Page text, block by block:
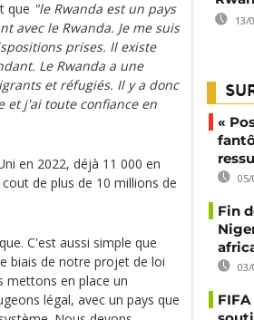
que "le Rwanda est un pays
avec le Rwanda. Je me suis
prises. Il existe
Le Rwanda a une
et réfugiés. Il y a donc
et j'ai toute confiance en
en 2022, déjà 11 000 en
de plus de 10 millions de
C'est aussi simple que
biais de notre projet de loi
mettons en place un
légal, avec un pays que
13/
«
05/
Fin
03/